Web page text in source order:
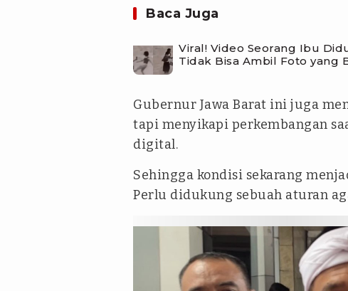
Baca Juga
Viral! Video Seorang Ibu
Tidak Bisa Ambil Foto yang
Gubernur Jawa Barat ini juga
tapi menyikapi perkembangan
digital.
Sehingga kondisi sekarang
Perlu didukung sebuah aturan